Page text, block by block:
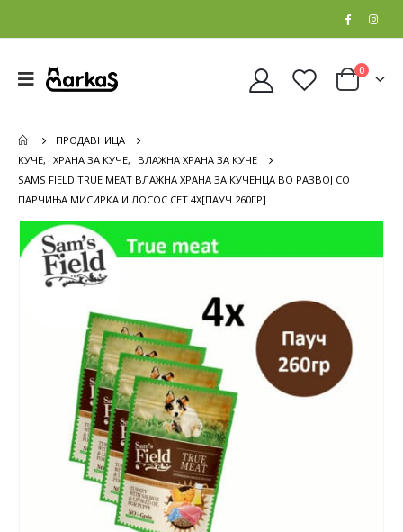
0
ПРОДАВНИЦА
КУЧЕ, ХРАНА ЗА КУЧЕ,
ВЛАЖНА ХРАНА ЗА КУЧЕ
SAMS FIELD TRUE MEAT ВЛАЖНА ХРАНА ЗА КУЧЕНЦА ВО РАЗВОЈ СО
ПАРЧИЊА МИСИРКА И ЛОСОС СЕТ 4Х[ПАУЧ 260ГР]